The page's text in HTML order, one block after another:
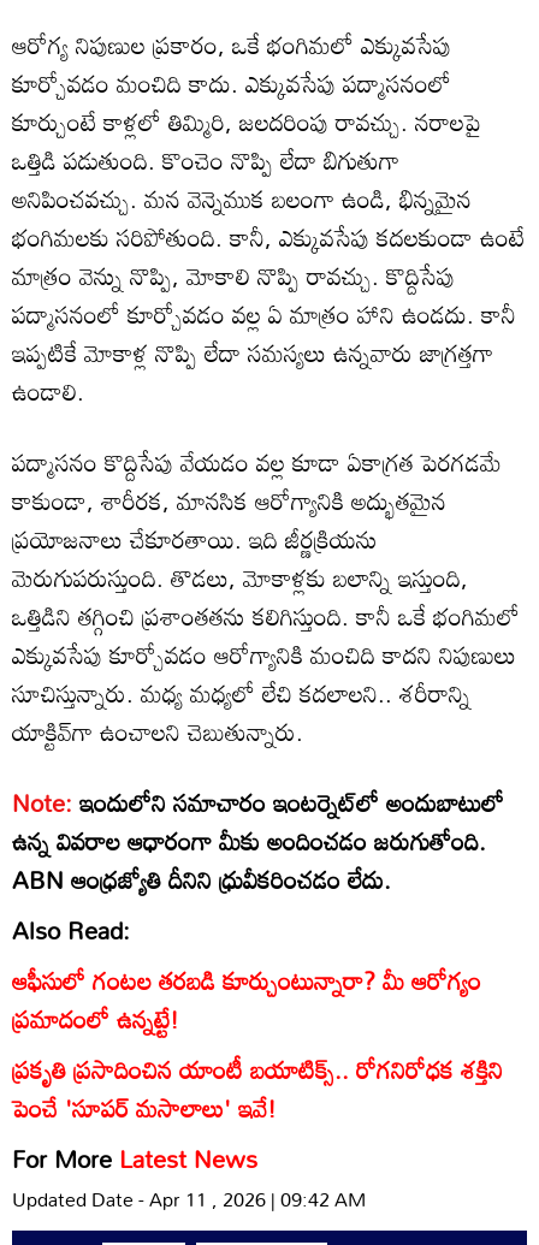
ఆరోగ్య నిపుణుల ప్రకారం, ఒకే భంగిమలో ఎక్కువసేపు
కూర్చోవడం మంచిది కాదు. ఎక్కువసేపు పద్మాసనంలో
కూర్చుంటే కాళ్లలో తిమ్మిరి, జలదరింపు రావచ్చు. నరాలపై
ఒత్తిడి పడుతుంది. కొంచెం నొప్పి లేదా బిగుతుగా
అనిపించవచ్చు. మన వెన్నెముక బలంగా ఉండి, భిన్నమైన
భంగిమలకు సరిపోతుంది. కానీ, ఎక్కువసేపు కదలకుండా ఉంటే
మాత్రం వెన్ను నొప్పి, మోకాలి నొప్పి రావచ్చు. కొద్దిసేపు
పద్మాసనంలో కూర్చోవడం వల్ల ఏ మాత్రం హాని ఉండదు. కానీ
ఇప్పటికే మోకాళ్ల నొప్పి లేదా సమస్యలు ఉన్నవారు జాగ్రత్తగా
ఉండాలి.
పద్మాసనం కొద్దిసేపు వేయడం వల్ల కూడా ఏకాగ్రత పెరగడమే
కాకుండా, శారీరక, మానసిక ఆరోగ్యానికి అద్భుతమైన
ప్రయోజనాలు చేకూరతాయి. ఇది జీర్ణక్రియను
మెరుగుపరుస్తుంది. తొడలు, మోకాళ్లకు బలాన్ని ఇస్తుంది,
ఒత్తిడిని తగ్గించి ప్రశాంతతను కలిగిస్తుంది. కానీ ఒకే భంగిమలో
ఎక్కువసేపు కూర్చోవడం ఆరోగ్యానికి మంచిది కాదని నిపుణులు
సూచిస్తున్నారు. మధ్య మధ్యలో లేచి కదలాలని.. శరీరాన్ని
యాక్టివ్‌గా ఉంచాలని చెబుతున్నారు.
Note:ఇందులోని సమాచారం ఇంటర్నెట్‌లో అందుబాటులో
ఉన్న వివరాల ఆధారంగా మీకు అందించడం జరుగుతోంది.
ABN ఆంధ్రజ్యోతి దీనిని ధ్రువీకరించడం లేదు.
Also Read:
ఆఫీసులో గంటల తరబడి కూర్చుంటున్నారా? మీ ఆరోగ్యం
ప్రమాదంలో ఉన్నట్టే!
ప్రకృతి ప్రసాదించిన యాంటీ బయాటిక్స్.. రోగనిరోధక శక్తిని
పెంచే 'సూపర్ మసాలాలు' ఇవే!
For MoreLatest News
Updated Date - Apr 11 , 2026 | 09:42 AM